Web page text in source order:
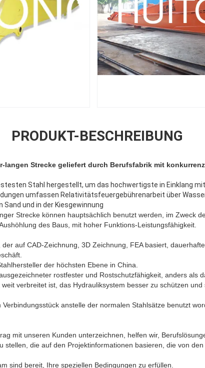
PRODUKT-BESCHREIBUNG
langen Strecke geliefert durch Berufsfabrik mit
Stahl hergestellt, um das hochwertigste in Einklang
umfassen Relativitätsfeuergebührenarbeit über
und in der Kiesgewinnung
Strecke können hauptsächlich benutzt werden, im Zweck
des Baus, mit hoher Funktions-Leistungsfähigkeit.
auf CAD-Zeichnung, 3D Zeichnung, FEA basiert,
der höchsten Ebene in China.
rostfester und Rostschutzfähigkeit, anders als
verbreitet ist, das Hydrauliksystem besser zu schützen
anstelle der normalen Stahlsätze benutzt
mit unseren Kunden unterzeichnen, helfen wir,
stellen, die auf den Projektinformationen basieren, die von
sind bereit, Ihre speziellen Bedingungen zu erfüllen.